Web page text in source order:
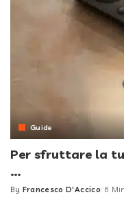
Guide
Per sfruttare la
…
Posted
By Francesco D'Accico 6